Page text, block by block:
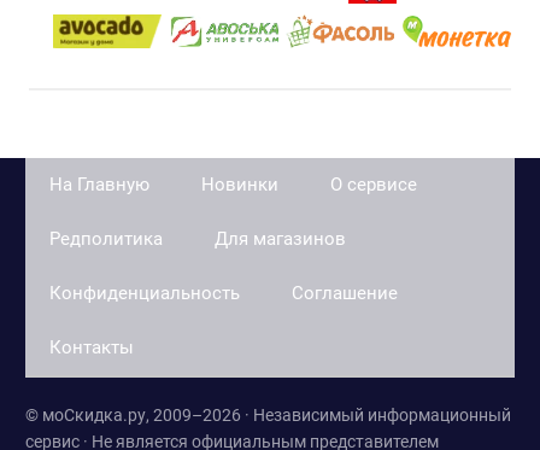
На Главную Новинки О сервисе
Редполитика Для магазинов
Конфиденциальность Соглашение
Контакты
© моСкидка.ру, 2009–2026 · Независимый информационный
сервис · Не является официальным представителем